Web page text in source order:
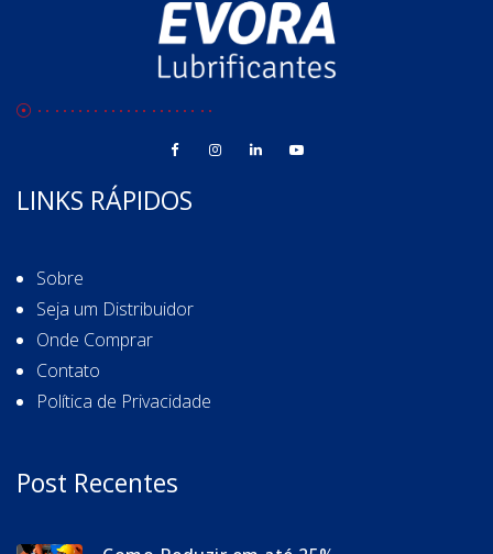
LINKS RÁPIDOS
Sobre
Seja um Distribuidor
Onde Comprar
Contato
Política de Privacidade
Post Recentes